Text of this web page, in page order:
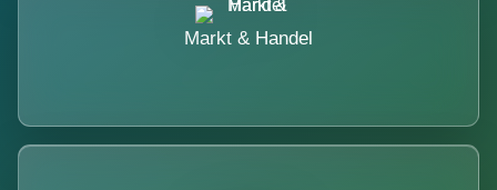
Markt & Handel